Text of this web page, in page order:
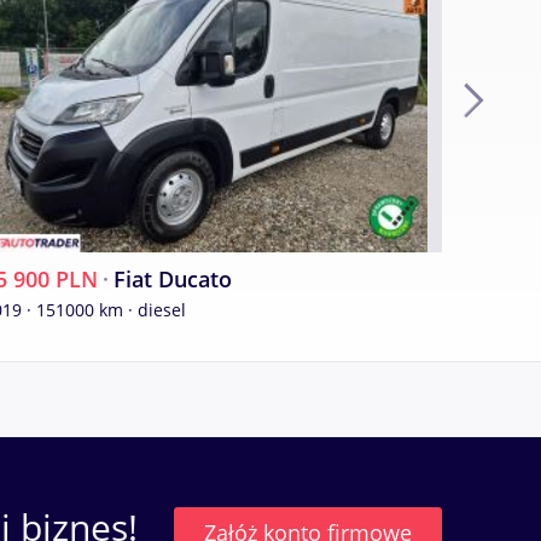
900 PLN · Fiat Ducato
· 151000 km · diesel
biznes! Załóż konto firmowe